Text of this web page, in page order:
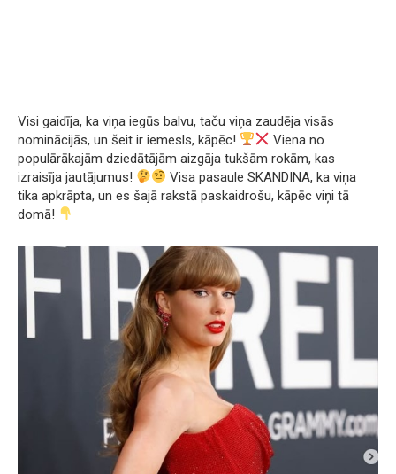
Visi gaidīja, ka viņa iegūs balvu, taču viņa zaudēja visās
nominācijās, un šeit ir iemesls, kāpēc!
Viena no
populārākajām dziedātājām aizgāja tukšām rokām, kas
izraisīja jautājumus!
Visa pasaule SKANDINA, ka viņa
tika apkrāpta, un es šajā rakstā paskaidrošu, kāpēc viņi tā
domā!